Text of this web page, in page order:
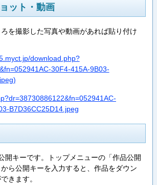
ット・動画
を撮影した写真や動画があれば貼り付け
download.php?
30F4-415A-9B03-
開キーです。トップメニューの「作品公開
ら公開キーを入力すると、作品をダウン
きます。